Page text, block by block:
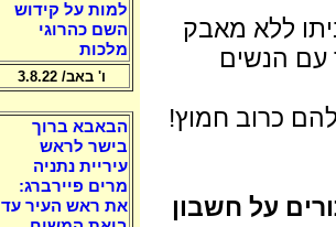
ללא מאבק
עם הנשים
כרוב חמוץ!
על חשבון
למות על קידוש
השם כהרוגי
מלכות
ו' באב/ 3.8.22
הבאבא ברוך
בישר לראש
עיריית נתניה
מרים פיירברג:
את ראש העיר עד